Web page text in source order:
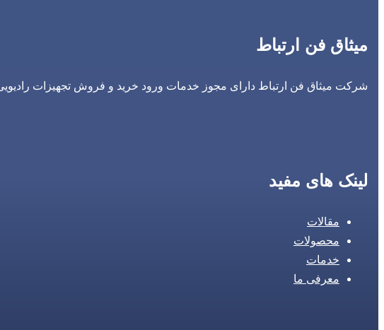
میثاق فن ارتباط
شرکت میثاق فن ارتباط دارای مجوز خدمات ورود خرید و فروش تجهیزات
لینک های مفید
مقالات
محصولات
خدمات
معرفی ما